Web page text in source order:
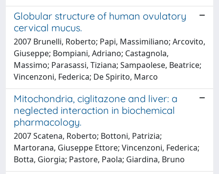
Globular structure of human ovulatory
cervical mucus.
2007 Brunelli, Roberto; Papi, Massimiliano; Arcovito,
Giuseppe; Bompiani, Adriano; Castagnola,
Massimo; Parasassi, Tiziana; Sampaolese, Beatrice;
Vincenzoni, Federica; De Spirito, Marco
Mitochondria, ciglitazone and liver: a
neglected interaction in biochemical
pharmacology.
2007 Scatena, Roberto; Bottoni, Patrizia;
Martorana, Giuseppe Ettore; Vincenzoni, Federica;
Botta, Giorgia; Pastore, Paola; Giardina, Bruno